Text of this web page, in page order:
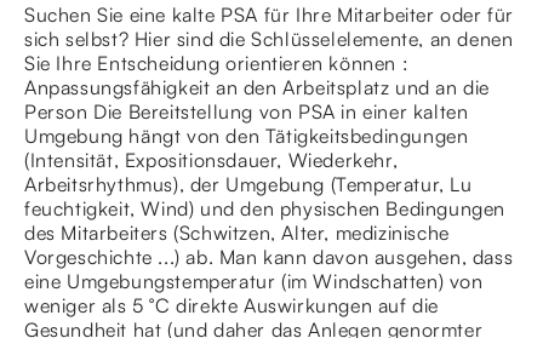
Suchen Sie eine kalte PSA für Ihre Mitarbeiter oder für
sich selbst? Hier sind die Schlüsselelemente, an denen
Sie Ihre Entscheidung orientieren können :
Anpassungsfähigkeit an den Arbeitsplatz und an die
Person Die Bereitstellung von PSA in einer kalten
Umgebung hängt von den Tätigkeitsbedingungen
(Intensität, Expositionsdauer, Wiederkehr,
Arbeitsrhythmus), der Umgebung (Temperatur, Lu
feuchtigkeit, Wind) und den physischen Bedingungen
des Mitarbeiters (Schwitzen, Alter, medizinische
Vorgeschichte ...) ab. Man kann davon ausgehen, dass
eine Umgebungstemperatur (im Windschatten) von
weniger als 5 °C direkte Auswirkungen auf die
Gesundheit hat (und daher das Anlegen genormter